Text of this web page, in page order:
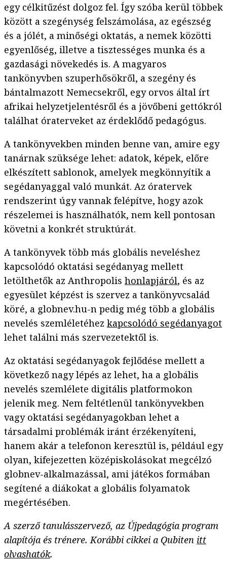
egy célkitűzést dolgoz fel. Így szóba kerül többek
között a szegénység felszámolása, az egészség
és a jólét, a minőségi oktatás, a nemek közötti
egyenlőség, illetve a tisztességes munka és a
gazdasági növekedés is. A magyaros
tankönyvben szuperhősökről, a szegény és
bántalmazott Nemecsekről, egy orvos által írt
afrikai helyzetjelentésről és a jövőbeni gettókról
találhat óraterveket az érdeklődő pedagógus.
A tankönyvekben minden benne van, amire egy
tanárnak szüksége lehet: adatok, képek, előre
elkészített sablonok, amelyek megkönnyítik a
segédanyaggal való munkát. Az óratervek
rendszerint úgy vannak felépítve, hogy azok
részelemei is használhatók, nem kell pontosan
követni a konkrét struktúrát.
A tankönyvek több más globális neveléshez
kapcsolódó oktatási segédanyag mellett
letölthetők az Anthropolis honlapjáról, és az
egyesület képzést is szervez a tankönyvcsalád
köré, a globnev.hu-n pedig még több a globális
nevelés szemléletéhez kapcsolódó segédanyagot
lehet találni más szervezetektől is.
Az oktatási segédanyagok fejlődése mellett a
következő nagy lépés az lehet, ha a globális
nevelés szemlélete digitális platformokon
jelenik meg. Nem feltétlenül tankönyvekben
vagy oktatási segédanyagokban lehet a
társadalmi problémák iránt érzékenyíteni,
hanem akár a telefonon keresztül is, például egy
olyan, kifejezetten középiskolásokat megcélzó
globnev-alkalmazással, ami játékos formában
segítené a diákokat a globális folyamatok
megértésében.
A szerző tanulásszervező, az Újpedagógia program
alapítója és trénere. Korábbi cikkei a Qubiten itt
olvashatók.